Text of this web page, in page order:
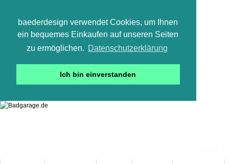
baederdesign verwendet Cookies, um Ihnen
ein bequemes Einkaufen auf unseren Seiten
zu ermöglichen. Datenschutzerklärung
Ich bin einverstanden